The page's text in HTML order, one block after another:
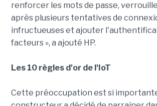
renforcer les mots de passe,
après plusieurs tentatives de
infructueuses et ajouter
facteurs », a ajouté HP.
Les 10 règles d'or de l'IoT
Cette préoccupation est si